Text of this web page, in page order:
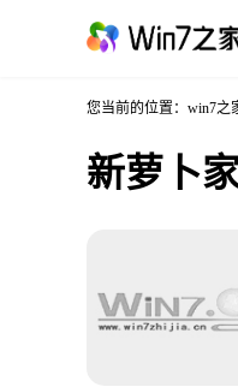
您当前的位置： win7之
新萝卜